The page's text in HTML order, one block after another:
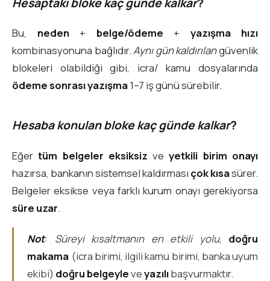
Bu, neden+ belge/ödeme + yazışma hızı
kombinasyonuna bağlıdır.Aynı gün kaldırılangüvenlik
blokeleri olabildiği gibi, icra/ kamu dosyalarında
ödeme sonrası yazışma1–7 iş günü sürebilir.
Hesaba konulan bloke kaç günde kalkar?
Eğertüm belgeler eksiksiz veyetkili birim onayı
hazırsa, bankanın sistemsel kaldırması çok kısasürer.
Belgeler eksikse veya farklı kurum onayı gerekiyorsa
süre uzar.
Not: Süreyi kısaltmanın en etkili yolu, doğru
makama (icra birimi, ilgili kamu birimi, banka uyum
ekibi) doğru belgeyleveyazılıbaşvurmaktır.